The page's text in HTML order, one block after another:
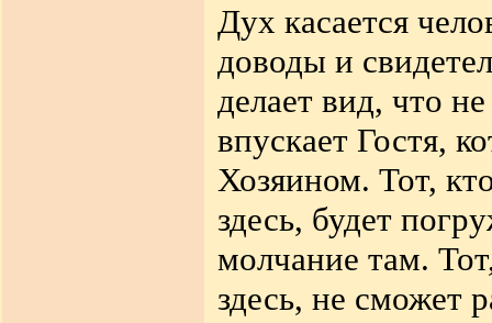
Дух касается
доводы и
делает вид, что
впускает Гостя,
Хозяином. Тот,
здесь, будет
молчание там.
здесь, не сможет